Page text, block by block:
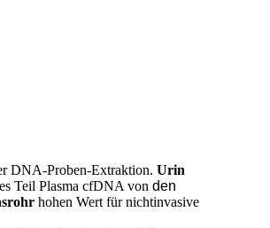
DNA-Proben-Extraktion. Urin
Teil Plasma cfDNA von den
hohen Wert für nichtinvasive